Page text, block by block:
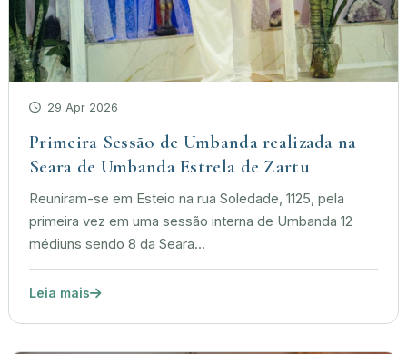
29 Apr 2026
Primeira Sessão de Umbanda realizada na
Seara de Umbanda Estrela de Zartu
Reuniram-se em Esteio na rua Soledade, 1125, pela
primeira vez em uma sessão interna de Umbanda 12
médiuns sendo 8 da Seara...
Leia mais